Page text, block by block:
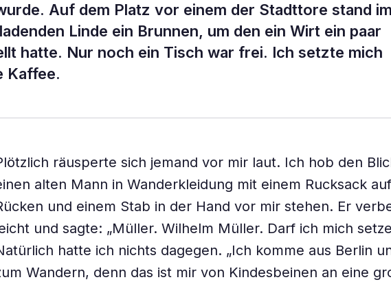
Auf dem Platz vor einem der Stadttore stand im
Linde ein Brunnen, um den ein Wirt ein paar
hatte. Nur noch ein Tisch war frei. Ich setzte mich
Kaffee.
räusperte sich jemand vor mir laut. Ich hob den
alten Mann in Wanderkleidung mit einem Rucksack
und einem Stab in der Hand vor mir stehen. Er
und sagte: „Müller. Wilhelm Müller. Darf ich mich
hatte ich nichts dagegen. „Ich komme aus Berlin
Wandern, denn das ist mir von Kindesbeinen an eine